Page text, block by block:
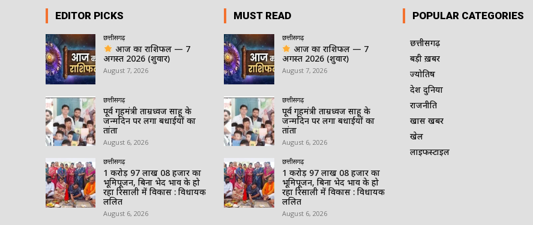
EDITOR PICKS
छत्तीसगढ़
आज का राशिफल — 7
अगस्त 2026 (शुक्रवार)
August 7, 2026
छत्तीसगढ़
पूर्व गृहमंत्री ताम्रध्वज साहू के
जन्मदिन पर लगा बधाईयों का
तांता
August 6, 2026
छत्तीसगढ़
1 करोड़ 97 लाख 08 हजार का
भूमिपूजन, बिना भेद भाव के हो
रहा रिसाली में विकास : विधायक
ललित
August 6, 2026
MUST READ
छत्तीसगढ़
आज का राशिफल — 7
अगस्त 2026 (शुक्रवार)
August 7, 2026
छत्तीसगढ़
पूर्व गृहमंत्री ताम्रध्वज साहू के
जन्मदिन पर लगा बधाईयों का
तांता
August 6, 2026
छत्तीसगढ़
1 करोड़ 97 लाख 08 हजार का
भूमिपूजन, बिना भेद भाव के हो
रहा रिसाली में विकास : विधायक
ललित
August 6, 2026
POPULAR CATEGORIES
छत्तीसगढ़
बड़ी ख़बर
ज्योतिष
देश दुनिया
राजनीति
खास खबर
खेल
लाइफस्टाइल